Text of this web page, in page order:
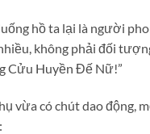
hồ ta lại là người
không phải đối
Cửu Huyền Đế Nữ!”
vừa có chút dao động,